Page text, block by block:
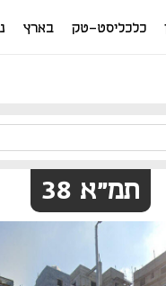
כלכליסט-טק בארץ
תמ"א 38